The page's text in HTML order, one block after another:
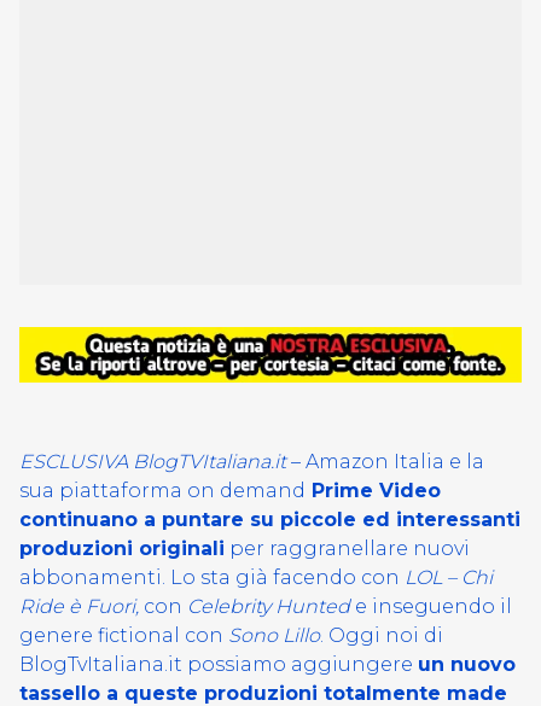
ESCLUSIVA BlogTVItaliana.it– Amazon Italia e la
sua piattaforma on demand Prime Video
continuano a puntare su piccole ed interessanti
produzioni originali per raggranellare nuovi
abbonamenti. Lo sta già facendo con LOL – Chi
Ride è Fuori, con Celebrity Huntede inseguendo il
genere fictional con Sono Lillo. Oggi noi di
BlogTvItaliana.it possiamo aggiungere un nuovo
tassello a queste produzioni totalmente made